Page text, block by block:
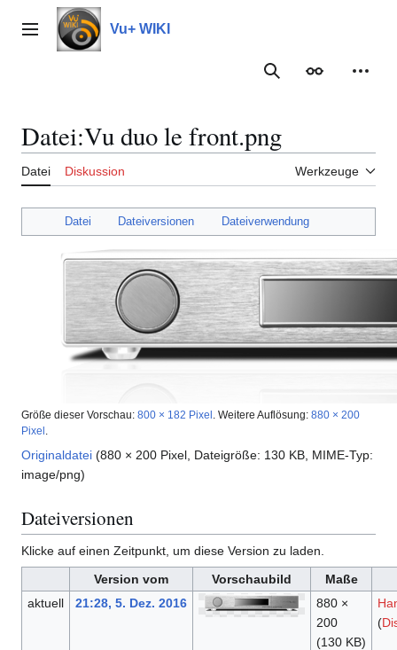
Inhalt
springenHauptmenü Vu+ WIKI
Suche
Datei:Vu duo le front.png
Datei Diskussion Werkzeuge
Datei Dateiversionen Dateiverwendung
Größe dieser Vorschau: 800 × 182 Pixel Weitere Auflösung: 880 × 200
Pixel
Originaldatei (880 × 200 Pixel, Dateigröße: 130 KB, MIME-Typ:
image/png)
Dateiversionen
Klicke auf einen Zeitpunkt, um diese Version zu laden.
Version vom
Vorschaubild
Maße
aktuell
21:28, 5. Dez. 2016
880 ×
200
(130 KB)
(